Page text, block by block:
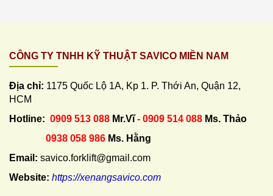
CÔNG TY TNHH KỸ THUẬT SAVICO MIỀN NAM
Địa chỉ: 1175 Quốc Lộ 1A, Kp 1. P. Thới An, Quận 12,
HCM
Hotline: 0909 513 088 Mr.Vĩ- 0909 514 088 Ms. Thảo
0938 058 986 Ms. Hằng
Email: savico.forklift@gmail.com
Website: https://xenangsavico.com